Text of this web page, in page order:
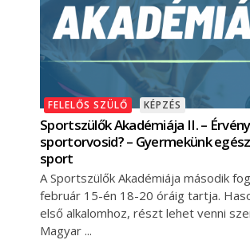
FELELŐS SZÜLŐ KÉPZÉS
Sportszülők Akadémiája II. –
sportorvosid? – Gyermekünk
sport
A Sportszülők Akadémiája második
február 15-én 18-20 óráig tartja.
első alkalomhoz, részt lehet venni
Magyar